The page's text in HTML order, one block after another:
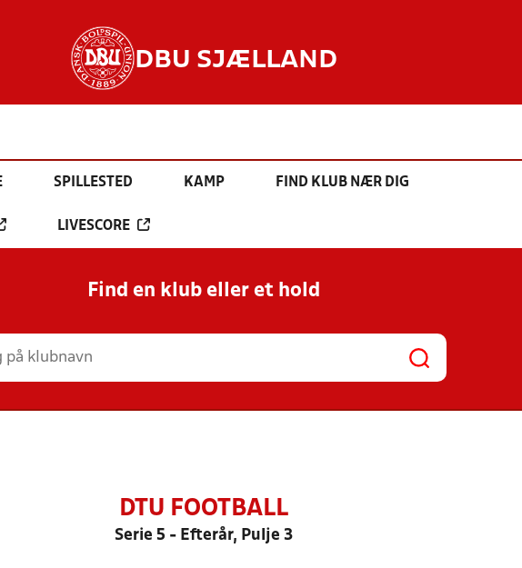
DBU SJÆLLAND
SPILLESTED KAMP FIND KLUB NÆR DIG
LIVESCORE
Find en klub eller et hold
DTU FOOTBALL
Serie 5 - Efterår, Pulje 3